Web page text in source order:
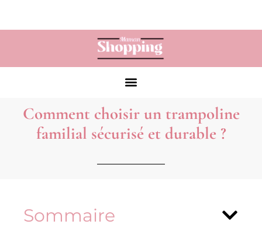
Comment choisir un trampoline
familial sécurisé et durable ?
Sommaire